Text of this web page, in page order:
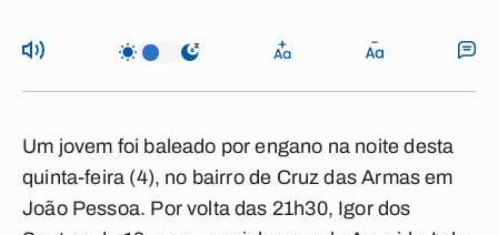
Um jovem foi baleado por engano na noite desta
quinta-feira (4), no bairro de Cruz das Armas em
João Pessoa. Por volta das 21h30, Igor dos